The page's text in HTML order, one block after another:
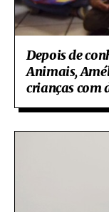
Depois de
Animais,
crianças com